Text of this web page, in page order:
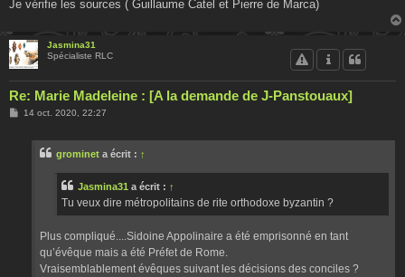
Je vérifie les sources ( Guillaume Catel et Pierre de Marca)
Jasmina31
Spécialiste RLC
Re: Marie Madeleine : [A la demande de J-Panstouaux]
M
14 oct. 2020, 22:27
grominet a écrit : ↑
Jasmina31 a écrit : ↑
Tu veux dire métropolitains de rite orthodoxe byzantin ?
Plus compliqué....Sidoine Appolinaire a été emprisonné en tant
qu’évêque mais a été Préfet de Rome.
Vraisemblablement évêques suivant les décisions des conciles ?